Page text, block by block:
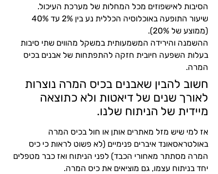
המחלות של מערכת העיכול.
שיעור התופעה באוכלוסיה הכללית נע בין 2% עד 40%
במשקל מהווים שתי סיבות
חזקה להתפתחות של אבנים בכיס
בכיס המרה נוצרות
דיאטות ולא כתוצאה
שלנו.
אותן או חול בכיס המרה
פנימיים (לא פשוט לראות כי כיס
לפני הניתוח ואז כבר מטפלים
את כיס המרה.